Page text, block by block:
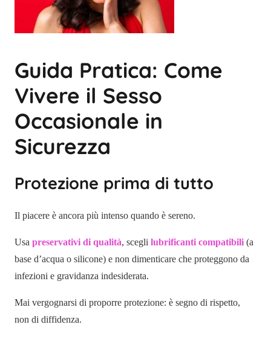
Guida Pratica: Come
Vivere il Sesso
Occasionale in
Sicurezza
Protezione prima di tutto
Il piacere è ancora più intenso quando è sereno.
Usa preservativi di qualità, scegli lubrificanti compatibili (a
base d’acqua o silicone) e non dimenticare che proteggono da
infezioni e gravidanza indesiderata.
Mai vergognarsi di proporre protezione: è segno di rispetto,
non di diffidenza.